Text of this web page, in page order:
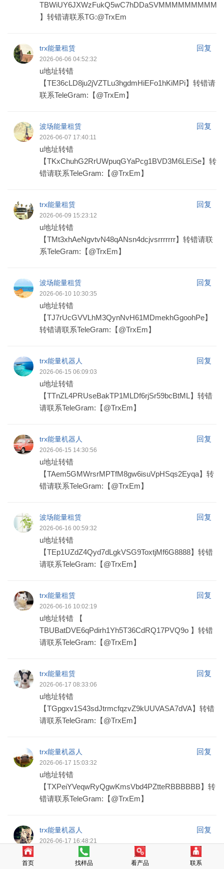
TBWiUY6JXWzFukQ5wC7hDDaSVMMMMMMMMM
】转错请联系TG:@TrxEm
trx能量租赁 回复
2026-06-06 04:52:32
u地址转错
【TE36cLD8ju2jVZTLu3hgdmHiEFo1hKiMPi】转错请
联系TeleGram:【@TrxEm】
波场能量租赁 回复
2026-06-07 17:40:11
u地址转错
【TKxChuhG2RrUWpuqGYaPcg1BVD3M6LEiSe】转
错请联系TeleGram:【@TrxEm】
trx能量租赁 回复
2026-06-09 15:23:12
u地址转错
【TMt3xhAeNgvtvN48qANsn4dcjvsrrrrrrr】转错请联
系TeleGram:【@TrxEm】
波场能量租赁 回复
2026-06-10 10:30:35
u地址转错
【TJ7rUcGVVLhM3QynNvH61MDmekhGgoohPe】
转错请联系TeleGram:【@TrxEm】
trx能量机器人 回复
2026-06-15 06:09:03
u地址转错
【TTnZL4PRUseBakTP1MLDf6rjSr59bcBtML】转错
请联系TeleGram:【@TrxEm】
trx能量机器人 回复
2026-06-15 14:30:56
u地址转错
【TAem5GMWrsrMPTfM8gw6isuVpHSqs2Eyqa】转
错请联系TeleGram:【@TrxEm】
波场能量租赁 回复
2026-06-16 00:59:32
u地址转错
【TEp1UZdZ4Qyd7dLgkVSG9ToxtjMf6G8888】转错
请联系TeleGram:【@TrxEm】
trx能量租赁 回复
2026-06-16 10:02:19
u地址转错 【
TBUBatDVE6qPdirh1Yh5T36CdRQ17PVQ9o 】转错
请联系TeleGram:【@TrxEm】
trx能量租赁 回复
2026-06-17 08:33:06
u地址转错
【TGpgxv1S43sdJtrmcfqzvZ9kUUVASA7dVA】转错
请联系TeleGram:【@TrxEm】
trx能量机器人 回复
2026-06-17 15:03:32
u地址转错
【TXPeiYVeqwRyQgwKmsVbd4PZtteRBBBBBB】转
错请联系TeleGram:【@TrxEm】
trx能量机器人 回复
2026-06-17 16:48:21
【TCS8VmhmvVVvwY8fu4wxbjQQfv7pMxVUF6】转
首页 找样品 看产品 联系